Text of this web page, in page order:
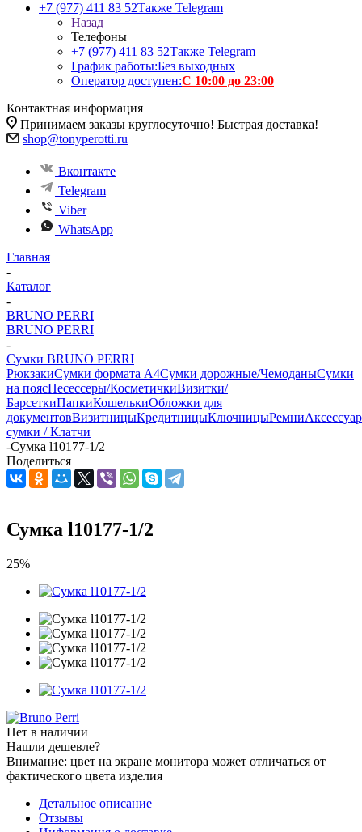
+7 (977) 411 83 52Также Telegram
Назад
Телефоны
+7 (977) 411 83 52Также Telegram
График работы:Без выходных
Оператор доступен:С 10:00 до 23:00
Контактная информация
Принимаем заказы круглосуточно! Быстрая доставка!
shop@tonyperotti.ru
Вконтакте
Telegram
Viber
WhatsApp
Главная
-
Каталог
-
BRUNO PERRI
BRUNO PERRI
-
Сумки BRUNO PERRI
РюкзакиСумки формата А4Сумки дорожные/ЧемоданыСумки
на поясНесессеры/КосметичкиВизитки/
БарсеткиПапкиКошелькиОбложки для
документовВизитницыКредитницыКлючницыРемни
сумки / Клатчи
-Сумка l10177-1/2
Поделиться
Сумка l10177-1/2
25%
Нет в наличии
Нашли дешевле?
Внимание: цвет на экране монитора может отличаться от
фактического цвета изделия
Детальное описание
Отзывы